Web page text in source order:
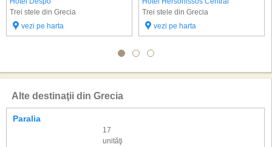
Trei stele din Grecia
vezi pe harta
Trei stele din Grecia
vezi pe harta
Alte destinaţii din Grecia
Paralia
17
unităţi